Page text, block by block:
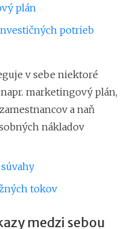
plán
potrieb
v sebe niektoré
marketingový plán,
a naň
nákladov
tokov
medzi sebou